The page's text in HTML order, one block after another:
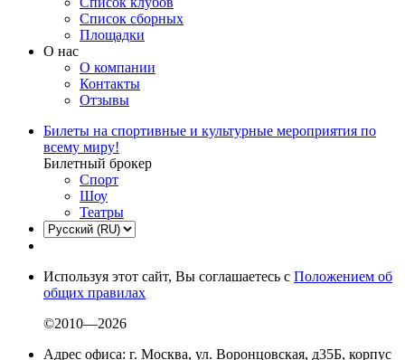
Список сборных
Площадки
О нас
О компании
Контакты
Отзывы
Билеты на спортивные и культурные мероприятия по
всему миру!
Билетный брокер
Спорт
Шоу
Театры
Используя этот сайт, Вы соглашаетесь с Положением об
общих правилах
©2010—2026
Адрес офиса: г. Москва, ул. Воронцовская, д35Б, корпус